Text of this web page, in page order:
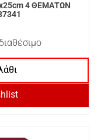
4 ΘΕΜΑΤΩΝ